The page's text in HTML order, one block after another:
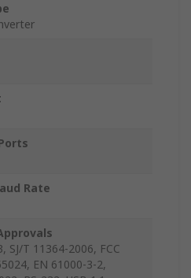
Rate
SJ/T 11364-2006, FCC
EN 61000-3-2,